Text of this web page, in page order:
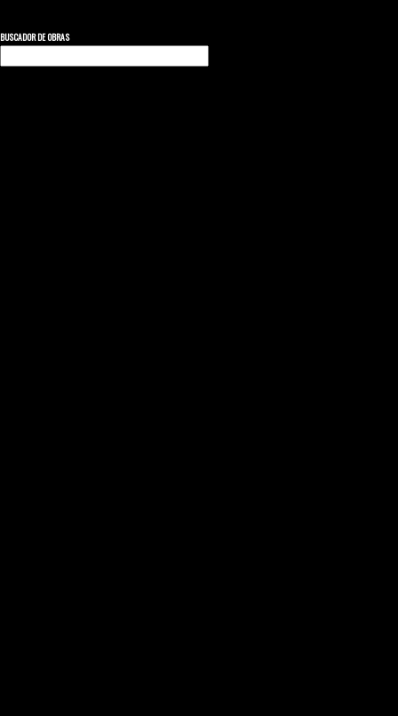
BUSCADOR DE OBRAS